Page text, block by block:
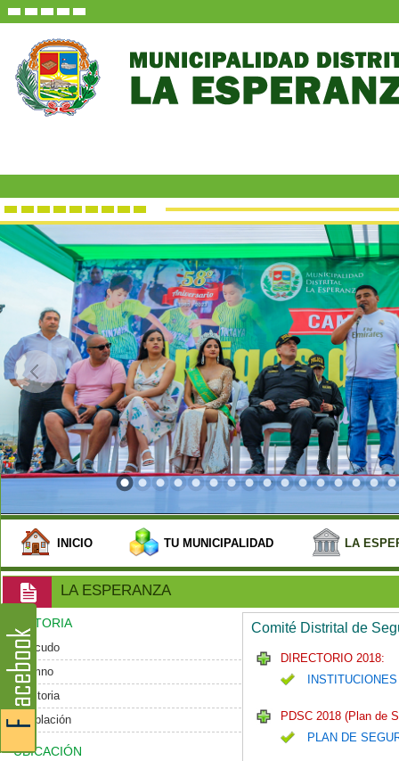
INICIO TU MUNICIPALIDAD LA
LA ESPERANZA
HISTORIA
Escudo
Himno
Historia
Población
UBICACIÓN
Comité Distrital de
DIRECTORIO 2018:
PDSC 2018 (Plan de
PLAN DE